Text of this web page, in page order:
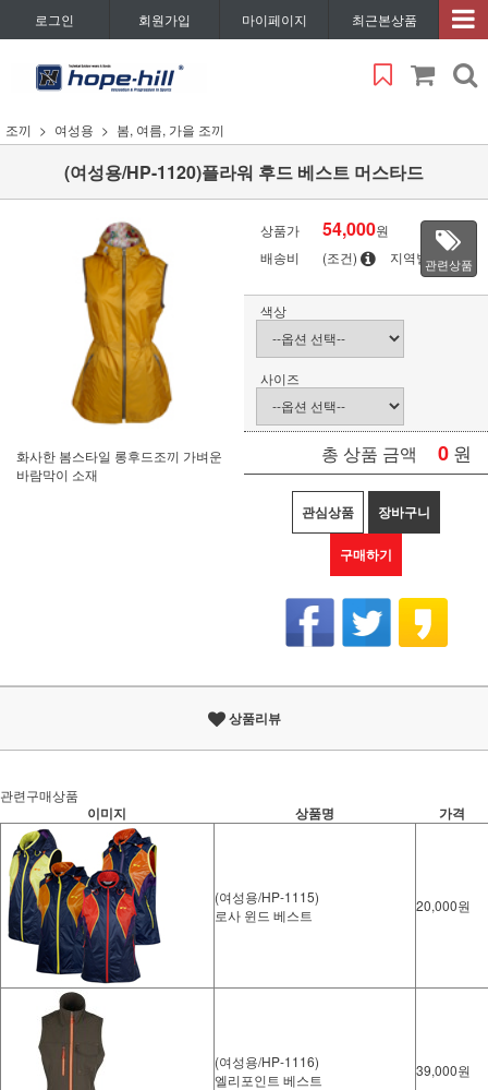
로그인 회원가입 마이페이지 최근본상품
조끼 여성용 봄, 여름, 가을 조끼
(여성용/HP-1120)플라워 후드 베스트 머스타드
화사한 봄스타일 롱후드조끼 가벼운
바람막이 소재
상품가 54,000원
배송비
(조건) 지역별관련상품
색상
사이즈
총 상품 금액 0 원
관심상품 장바구니
구매하기
상품리뷰
관련구매상품
이미지 상품명 가격
(여성용/HP-1115)
로사 윈드 베스트
20,000원
(여성용/HP-1116)
엘리포인트 베스트
39,000원